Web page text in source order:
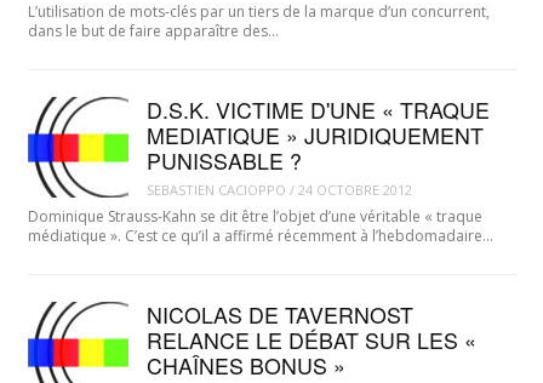
L’utilisation de mots-clés par un tiers de la marque d’un concurrent,
dans le but de faire apparaître des…
D.S.K. VICTIME D'UNE « TRAQUE
MEDIATIQUE » JURIDIQUEMENT
PUNISSABLE ?
SEBASTIEN CACIOPPO / 24 OCTOBRE 2012
Dominique Strauss-Kahn se dit être l’objet d’une véritable « traque
médiatique ». C’est ce qu’il a affirmé récemment à l’hebdomadaire…
NICOLAS DE TAVERNOST
RELANCE LE DÉBAT SUR LES «
CHAÎNES BONUS »